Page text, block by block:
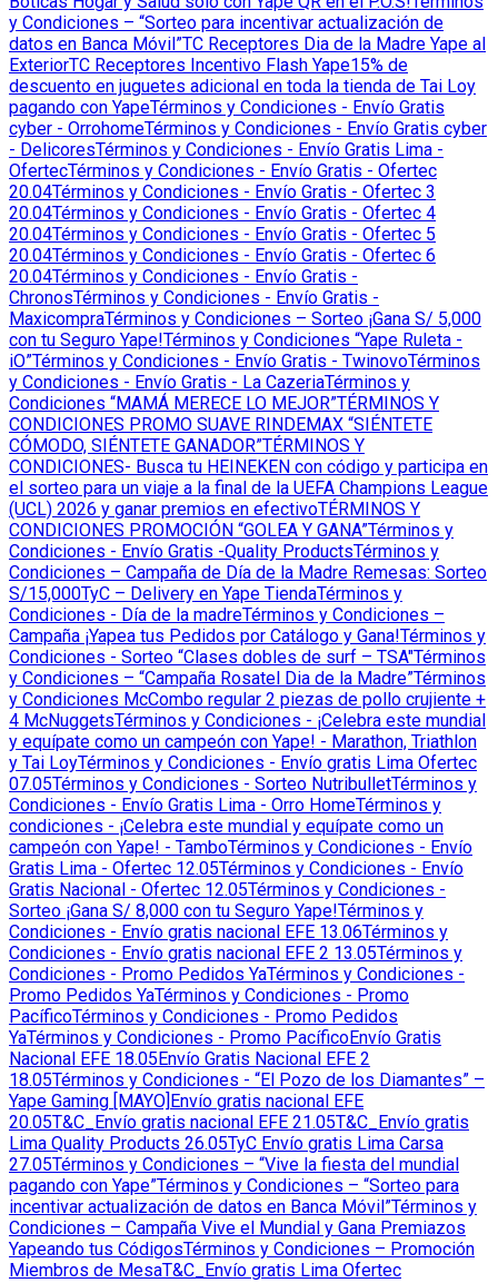
y Condiciones – “Sorteo para incentivar actualización de
datos en Banca Móvil”TC Receptores Dia de la Madre Yape al
ExteriorTC Receptores Incentivo Flash Yape15% de
descuento en juguetes adicional en toda la tienda de Tai Loy
pagando con YapeTérminos y Condiciones - Envío Gratis
cyber - OrrohomeTérminos y Condiciones - Envío Gratis cyber
- DelicoresTérminos y Condiciones - Envío Gratis Lima -
OfertecTérminos y Condiciones - Envío Gratis - Ofertec
20.04Términos y Condiciones - Envío Gratis - Ofertec 3
20.04Términos y Condiciones - Envío Gratis - Ofertec 4
20.04Términos y Condiciones - Envío Gratis - Ofertec 5
20.04Términos y Condiciones - Envío Gratis - Ofertec 6
20.04Términos y Condiciones - Envío Gratis -
ChronosTérminos y Condiciones - Envío Gratis -
MaxicompraTérminos y Condiciones – Sorteo ¡Gana S/ 5,000
con tu Seguro Yape!Términos y Condiciones “Yape Ruleta -
iO”Términos y Condiciones - Envío Gratis - TwinovoTérminos
y Condiciones - Envío Gratis - La CazeriaTérminos y
Condiciones “MAMÁ MERECE LO MEJOR”TÉRMINOS Y
CONDICIONES PROMO SUAVE RINDEMAX “SIÉNTETE
CÓMODO, SIÉNTETE GANADOR”TÉRMINOS Y
CONDICIONES- Busca tu HEINEKEN con código y participa en
el sorteo para un viaje a la final de la UEFA Champions League
(UCL) 2026 y ganar premios en efectivoTÉRMINOS Y
CONDICIONES PROMOCIÓN “GOLEA Y GANA”Términos y
Condiciones - Envío Gratis -Quality ProductsTérminos y
Condiciones – Campaña de Día de la Madre Remesas: Sorteo
S/15,000TyC – Delivery en Yape TiendaTérminos y
Condiciones - Día de la madreTérminos y Condiciones –
Campaña ¡Yapea tus Pedidos por Catálogo y Gana!Términos y
Condiciones - Sorteo “Clases dobles de surf – TSA"Términos
y Condiciones – “Campaña Rosatel Dia de la Madre”Términos
y Condiciones McCombo regular 2 piezas de pollo crujiente +
4 McNuggetsTérminos y Condiciones - ¡Celebra este mundial
y equípate como un campeón con Yape! - Marathon, Triathlon
y Tai LoyTérminos y Condiciones - Envío gratis Lima Ofertec
07.05Términos y Condiciones - Sorteo NutribulletTérminos y
Condiciones - Envío Gratis Lima - Orro HomeTérminos y
condiciones - ¡Celebra este mundial y equípate como un
campeón con Yape! - TamboTérminos y Condiciones - Envío
Gratis Lima - Ofertec 12.05Términos y Condiciones - Envío
Gratis Nacional - Ofertec 12.05Términos y Condiciones -
Sorteo ¡Gana S/ 8,000 con tu Seguro Yape!Términos y
Condiciones - Envío gratis nacional EFE 13.06Términos y
Condiciones - Envío gratis nacional EFE 2 13.05Términos y
Condiciones - Promo Pedidos YaTérminos y Condiciones -
Promo Pedidos YaTérminos y Condiciones - Promo
PacíficoTérminos y Condiciones - Promo Pedidos
YaTérminos y Condiciones - Promo PacíficoEnvío Gratis
Nacional EFE 18.05Envío Gratis Nacional EFE 2
18.05Términos y Condiciones - “El Pozo de los Diamantes” –
Yape Gaming [MAYO]Envío gratis nacional EFE
20.05T&C_Envío gratis nacional EFE 21.05T&C_Envío gratis
Lima Quality Products 26.05TyC Envío gratis Lima Carsa
27.05Términos y Condiciones – “Vive la fiesta del mundial
pagando con Yape”Términos y Condiciones – “Sorteo para
incentivar actualización de datos en Banca Móvil”Términos y
Condiciones – Campaña Vive el Mundial y Gana Premiazos
Yapeando tus CódigosTérminos y Condiciones – Promoción
Miembros de MesaT&C_Envío gratis Lima Ofertec